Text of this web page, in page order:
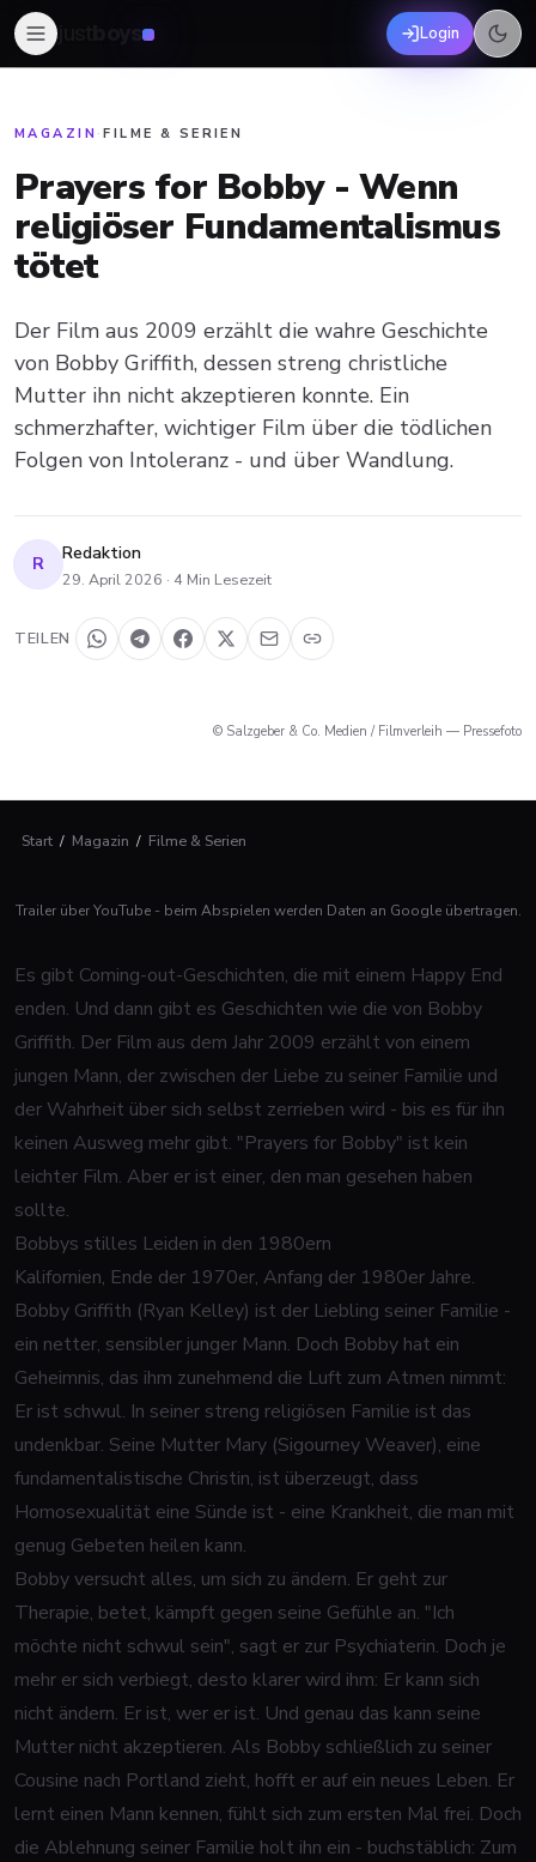
boys Login
MAGAZIN ·FILME & SERIEN
Prayers for Bobby - Wenn
religiöser Fundamentalismus
tötet
Der Film aus 2009 erzählt die wahre Geschichte
von Bobby Griffith, dessen streng christliche
Mutter ihn nicht akzeptieren konnte. Ein
schmerzhafter, wichtiger Film über die tödlichen
Folgen von Intoleranz - und über Wandlung.
R Redaktion
29. April 2026 · 4 Min Lesezeit
TEILEN
© Salzgeber & Co. Medien / Filmverleih — Pressefoto
Start / Magazin / Filme & Serien
Trailer über YouTube - beim Abspielen werden Daten an Google übertragen.
Es gibt Coming-out-Geschichten, die mit einem Happy End
enden. Und dann gibt es Geschichten wie die von Bobby
Griffith. Der Film aus dem Jahr 2009 erzählt von einem
jungen Mann, der zwischen der Liebe zu seiner Familie und
der Wahrheit über sich selbst zerrieben wird - bis es für ihn
keinen Ausweg mehr gibt. "Prayers for Bobby" ist kein
leichter Film. Aber er ist einer, den man gesehen haben
sollte.
Bobbys stilles Leiden in den 1980ern
Kalifornien, Ende der 1970er, Anfang der 1980er Jahre.
Bobby Griffith (Ryan Kelley) ist der Liebling seiner Familie -
ein netter, sensibler junger Mann. Doch Bobby hat ein
Geheimnis, das ihm zunehmend die Luft zum Atmen nimmt:
Er ist schwul. In seiner streng religiösen Familie ist das
undenkbar. Seine Mutter Mary (Sigourney Weaver), eine
fundamentalistische Christin, ist überzeugt, dass
Homosexualität eine Sünde ist - eine Krankheit, die man mit
genug Gebeten heilen kann.
Bobby versucht alles, um sich zu ändern. Er geht zur
Therapie, betet, kämpft gegen seine Gefühle an. "Ich
möchte nicht schwul sein", sagt er zur Psychiaterin. Doch je
mehr er sich verbiegt, desto klarer wird ihm: Er kann sich
nicht ändern. Er ist, wer er ist. Und genau das kann seine
Mutter nicht akzeptieren. Als Bobby schließlich zu seiner
Cousine nach Portland zieht, hofft er auf ein neues Leben. Er
lernt einen Mann kennen, fühlt sich zum ersten Mal frei. Doch
die Ablehnung seiner Familie holt ihn ein - buchstäblich: Zum